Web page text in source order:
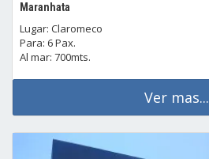
Maranhata
Lugar: Claromeco
Para: 6 Pax.
Al mar: 700mts.
Ver mas...